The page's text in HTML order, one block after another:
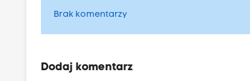
Brak komentarzy
Dodaj komentarz